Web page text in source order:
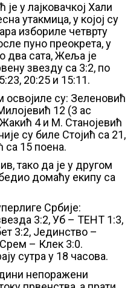
у лајковачкој Хали
утакмица, у којој су
избориле четврту
пуно преокрета, у
два сата, Жеља је
звезду са 3:2, по
20:25 и 15:11.
освојиле су: Зеленовић
12 (3 ас
4 и М. Станојевић
су биле Стојић са 21,
са 15 поена.
тако да је у другом
домаћу екипу са
Србије:
3:2, Уб – ТЕНТ 1:3,
3:2, Јединство –
– Клек 3:0.
сутра у 18 часова.
непоражени